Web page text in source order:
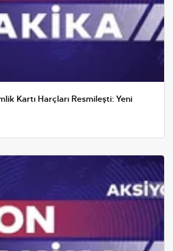
Kartı Harçları Resmileşti: Yeni